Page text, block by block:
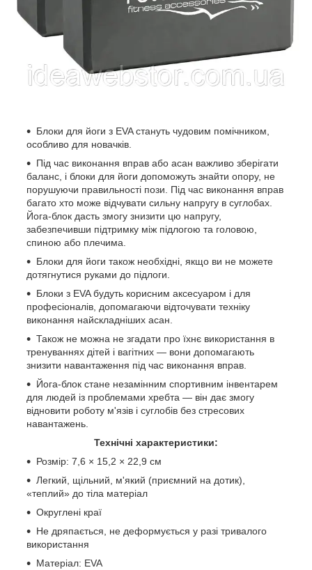
Блоки для йоги з EVA стануть чудовим помічником,
особливо для новачків.
Під час виконання вправ або асан важливо зберігати
баланс, і блоки для йоги допоможуть знайти опору, не
порушуючи правильності пози. Під час виконання вправ
багато хто може відчувати сильну напругу в суглобах.
Йога-блок дасть змогу знизити цю напругу,
забезпечивши підтримку між підлогою та головою,
спиною або плечима.
Блоки для йоги також необхідні, якщо ви не можете
дотягнутися руками до підлоги.
Блоки з EVA будуть корисним аксесуаром і для
професіоналів, допомагаючи відточувати техніку
виконання найскладніших асан.
Також не можна не згадати про їхнє використання в
тренуваннях дітей і вагітних — вони допомагають
знизити навантаження під час виконання вправ.
Йога-блок стане незамінним спортивним інвентарем
для людей із проблемами хребта — він дає змогу
відновити роботу м'язів і суглобів без стресових
навантажень.
Технічні характеристики:
Розмір: 7,6 × 15,2 × 22,9 см
Легкий, щільний, м'який (приємний на дотик),
«теплий» до тіла матеріал
Округлені краї
Не дряпається, не деформується у разі тривалого
використання
Матеріал: EVA